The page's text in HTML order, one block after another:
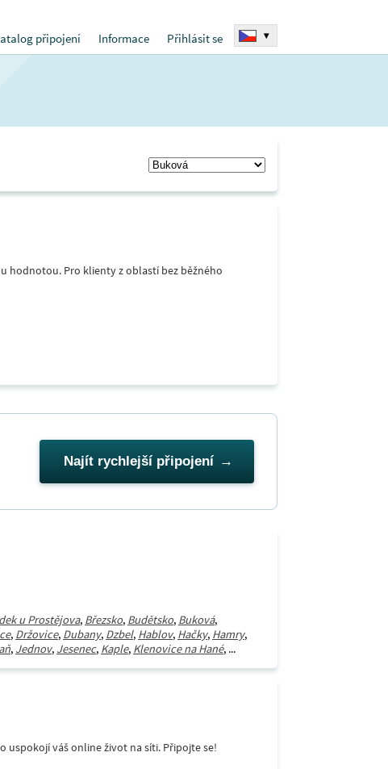
připojení Informace Přihlásit se ▾
hodnotou. Pro klienty z oblastí bez běžného
Najít rychlejší připojení
u Prostějova, Březsko, Budětsko, Buková,
, Držovice, Dubany, Dzbel, Hablov, Hačky, Hamry,
, Jednov, Jesenec, Kaple, Klenovice na Hané, ...
váš online život na síti. Připojte se!